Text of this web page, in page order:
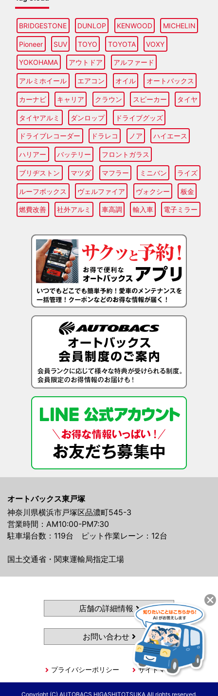
BRIDGESTONE DUNLOP KENWOOD MICHELIN
Pioneer SUV TOYO TOYOTA VOXY
YOKOHAMA アウトドア アルファード
アルミホイール エアコン オイル オートバックス
カーナビ キャリア クラウン スピーカー タイヤ
タイヤアルミ ダンロップ ドライブグッズ
ドライブレコーダー ドラレコ ノア ハイエース
ハリアー バッテリー フロントガラス
ブリヂストン マツダ マフラー ミニバン ライズ
ルーフボックス ヴェルファイア ヴォクシー 板金
燃費改善 社外アルミ 車高調 輸入車 電子ミラー
オートバックス東戸塚
神奈川県横浜市戸塚区品濃町545-3
営業時間：AM10:00-PM7:30
駐車場台数：119台 ピット作業レーン：12台
国土交通省・関東運輸局指定工場
店舗の詳細情報
お問い合わせ
プライバシーポリシー サイトマップ
Copyright (C) AUTOBACS HIGASHITOTSUKA All rights reserved.